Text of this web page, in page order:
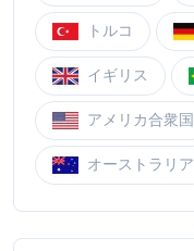
トルコ
イギリス
アメリカ合衆国
オーストラリア